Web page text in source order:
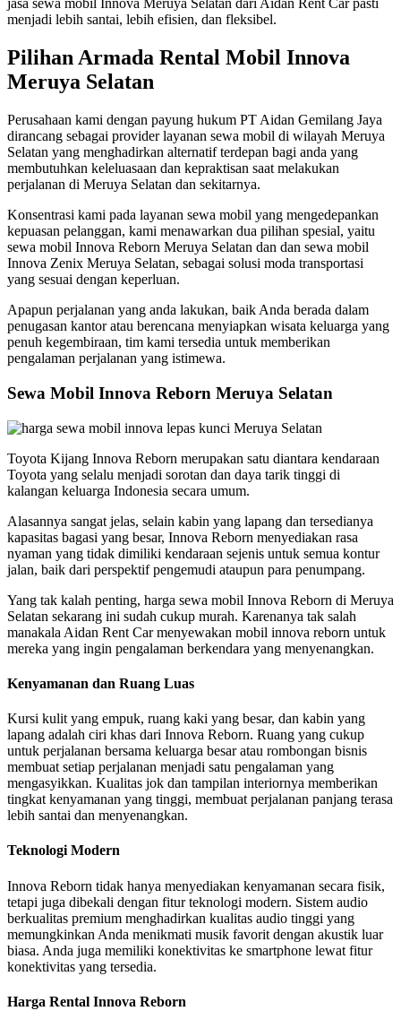
jasa sewa mobil Innova Meruya Selatan dari Aidan Rent Car pasti
menjadi lebih santai, lebih efisien, dan fleksibel.
Pilihan Armada Rental Mobil Innova
Meruya Selatan
Perusahaan kami dengan payung hukum PT Aidan Gemilang Jaya
dirancang sebagai provider layanan sewa mobil di wilayah Meruya
Selatan yang menghadirkan alternatif terdepan bagi anda yang
membutuhkan keleluasaan dan kepraktisan saat melakukan
perjalanan di Meruya Selatan dan sekitarnya.
Konsentrasi kami pada layanan sewa mobil yang mengedepankan
kepuasan pelanggan, kami menawarkan dua pilihan spesial, yaitu
sewa mobil Innova Reborn Meruya Selatan dan dan sewa mobil
Innova Zenix Meruya Selatan, sebagai solusi moda transportasi
yang sesuai dengan keperluan.
Apapun perjalanan yang anda lakukan, baik Anda berada dalam
penugasan kantor atau berencana menyiapkan wisata keluarga yang
penuh kegembiraan, tim kami tersedia untuk memberikan
pengalaman perjalanan yang istimewa.
Sewa Mobil Innova Reborn Meruya Selatan
Toyota Kijang Innova Reborn merupakan satu diantara kendaraan
Toyota yang selalu menjadi sorotan dan daya tarik tinggi di
kalangan keluarga Indonesia secara umum.
Alasannya sangat jelas, selain kabin yang lapang dan tersedianya
kapasitas bagasi yang besar, Innova Reborn menyediakan rasa
nyaman yang tidak dimiliki kendaraan sejenis untuk semua kontur
jalan, baik dari perspektif pengemudi ataupun para penumpang.
Yang tak kalah penting, harga sewa mobil Innova Reborn di Meruya
Selatan sekarang ini sudah cukup murah. Karenanya tak salah
manakala Aidan Rent Car menyewakan mobil innova reborn untuk
mereka yang ingin pengalaman berkendara yang menyenangkan.
Kenyamanan dan Ruang Luas
Kursi kulit yang empuk, ruang kaki yang besar, dan kabin yang
lapang adalah ciri khas dari Innova Reborn. Ruang yang cukup
untuk perjalanan bersama keluarga besar atau rombongan bisnis
membuat setiap perjalanan menjadi satu pengalaman yang
mengasyikkan. Kualitas jok dan tampilan interiornya memberikan
tingkat kenyamanan yang tinggi, membuat perjalanan panjang terasa
lebih santai dan menyenangkan.
Teknologi Modern
Innova Reborn tidak hanya menyediakan kenyamanan secara fisik,
tetapi juga dibekali dengan fitur teknologi modern. Sistem audio
berkualitas premium menghadirkan kualitas audio tinggi yang
memungkinkan Anda menikmati musik favorit dengan akustik luar
biasa. Anda juga memiliki konektivitas ke smartphone lewat fitur
konektivitas yang tersedia.
Harga Rental Innova Reborn